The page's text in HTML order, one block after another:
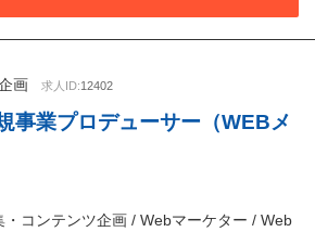
画 求人ID:12402
事業プロデューサー（WEBメ
・コンテンツ企画 / Webマーケター / Web